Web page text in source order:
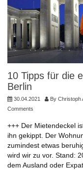
10 Tipps für die
Berlin
30.04.2021 By Christoph
Comments
+++ Der Mietendeckel
ihn gekippt. Der
zumindest etwas
wird wir zu vor. Stand:
dem Ausland oder